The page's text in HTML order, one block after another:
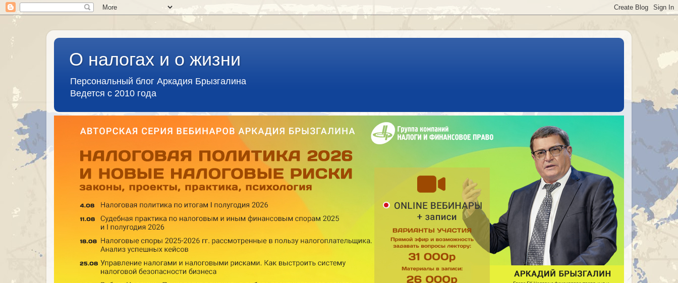
О налогах и о жизни
Персональный блог Аркадия Брызгалина
Ведется с 2010 года